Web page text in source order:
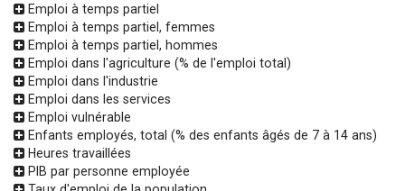
Emploi à temps partiel
Emploi à temps partiel, femmes
Emploi à temps partiel, hommes
Emploi dans l'agriculture (% de l'emploi total)
Emploi dans l'industrie
Emploi dans les services
Emploi vulnérable
Enfants employés, total (% des enfants âgés de 7 à 14 ans)
Heures travaillées
PIB par personne employée